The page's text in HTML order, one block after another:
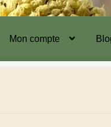
Mon compte